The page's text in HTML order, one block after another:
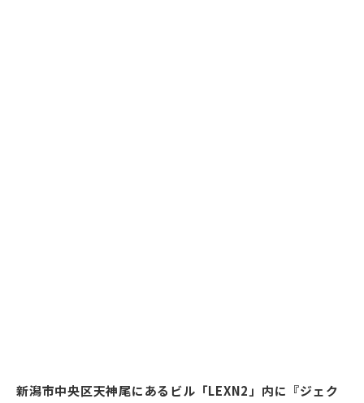
新潟市中央区天神尾にあるビル「LEXN2」内に『ジェク